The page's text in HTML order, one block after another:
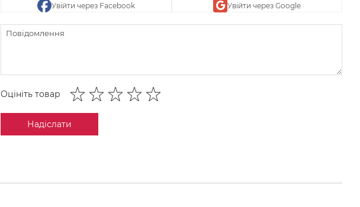
Увійти через Facebook
Увійти через Google
Оцініть товар
Надіслати